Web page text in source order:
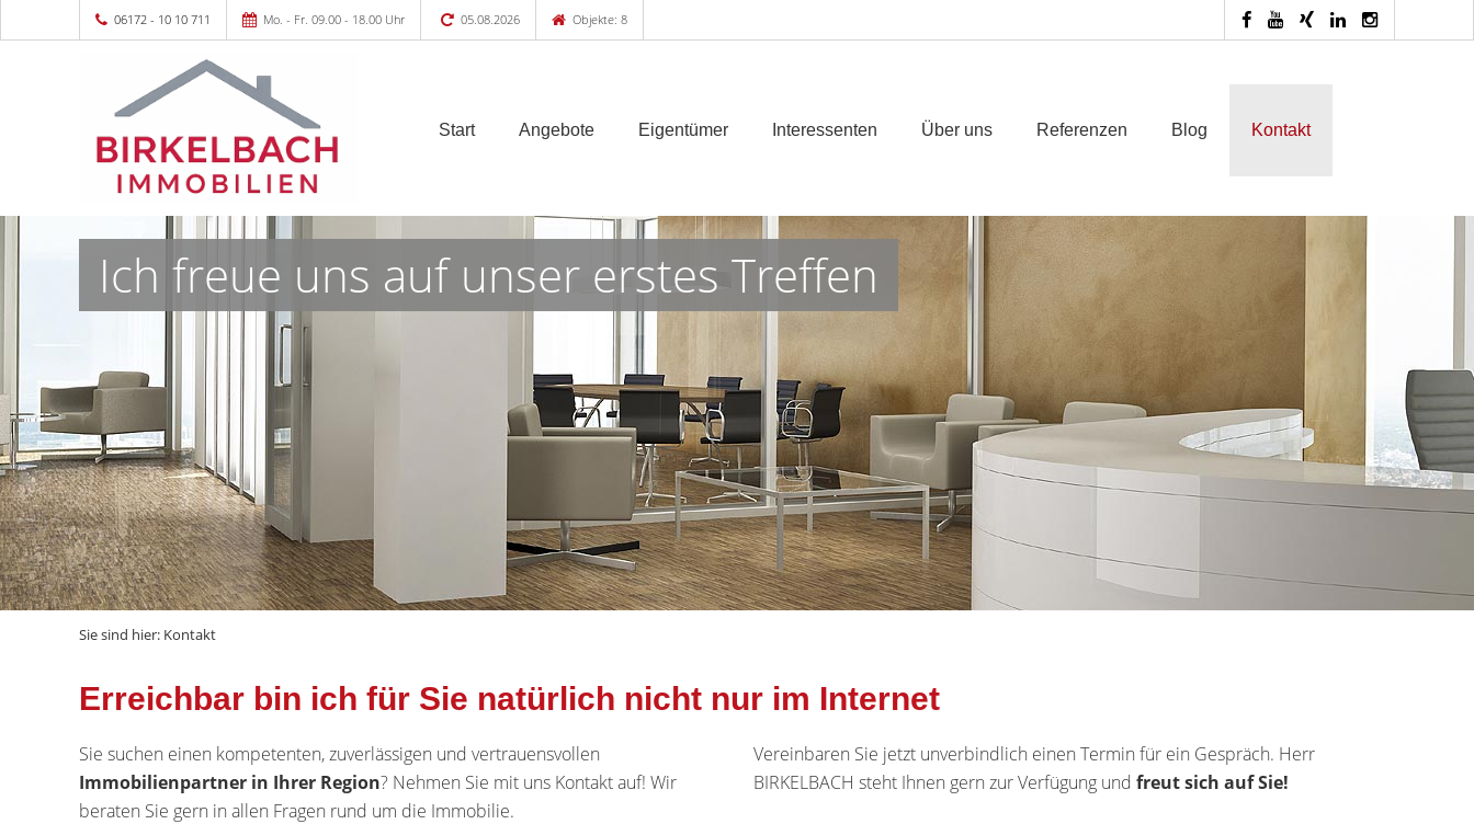
06172 - 10 10 711 Mo. - Fr. 09.00 - 18.00 Uhr 05.08.2026 Objekte: 8
Start Angebote Eigentümer Interessenten Über uns Referenzen Blog Kontakt
Ich freue uns auf unser erstes Treffen
Sie sind hier: Kontakt
Erreichbar bin ich für Sie natürlich nicht nur im Internet
Sie suchen einen kompetenten, zuverlässigen und vertrauensvollen
Immobilienpartner in Ihrer Region? Nehmen Sie mit uns Kontakt auf! Wir
beraten Sie gern in allen Fragen rund um die Immobilie.
Vereinbaren Sie jetzt unverbindlich einen Termin für ein Gespräch. Herr
BIRKELBACH steht Ihnen gern zur Verfügung und freut sich auf Sie!